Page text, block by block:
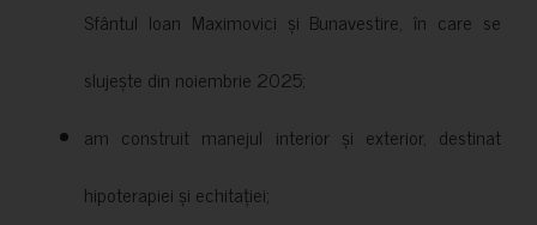
Sfântul Ioan Maximovici și Bunavestire, în care se
slujește din noiembrie 2025;
am construit manejul interior și exterior, destinat
hipoterapiei și echitației;